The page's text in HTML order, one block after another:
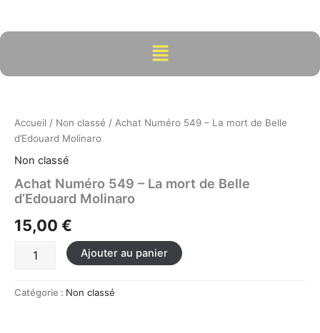
contenu
Menu
Accueil / Non classé / Achat Numéro 549 – La mort de Belle
d’Edouard Molinaro
Non classé
Achat Numéro 549 – La mort de Belle
d’Edouard Molinaro
15,00 €
Numéro
549
-
La
mort
de
d'Edouard
Ajouter au panier
Catégorie : Non classé